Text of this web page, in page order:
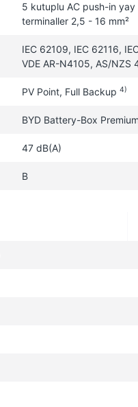
5 kutuplu AC push-in yay
terminaller 2,5 - 16 mm²
IEC 62109, IEC 62116,
VDE AR-N4105, AS/NZS
PV Point, Full Backup 4)
BYD Battery-Box
47 dB(A)
B